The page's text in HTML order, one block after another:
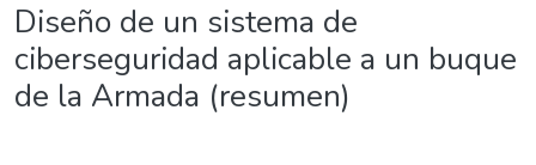
Diseño de un sistema de
ciberseguridad aplicable a un buque
de la Armada (resumen)